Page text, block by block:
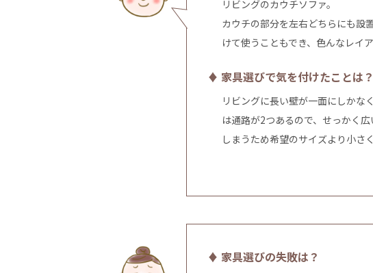
リビングのカウチソファ。
カウチの部分を左右どちらにも設
けて使うこともでき、色んなレイ
♦ 家具選びで気を付けたことは？
リビングに長い壁が一面にしかな
は通路が2つあるので、せっかく
しまうため希望のサイズより小さ
♦ 家具選びの失敗は？